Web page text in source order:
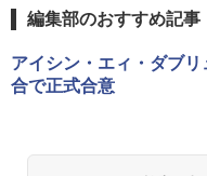
編集部のおすすめ記事
アイシン・エィ・ダブ
合で正式合意